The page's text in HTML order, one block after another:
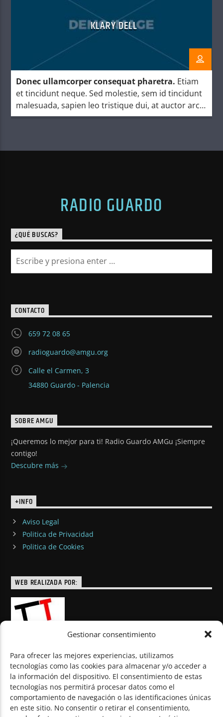
Gestionar consentimiento
Para ofrecer las mejores experiencias, utilizamos
tecnologías como las cookies para almacenar y/o acceder a
la información del dispositivo. El consentimiento de estas
tecnologías nos permitirá procesar datos como el
comportamiento de navegación o las identificaciones únicas
en este sitio. No consentir o retirar el consentimiento,
KLARY DELL
Donec ullamcorper consequat pharetra. Etiam
et tincidunt neque. Sed molestie, sem id tincidunt
malesuada, sapien leo tristique dui, at auctor arcu
eros at nulla. Phasellus lacus ante, feugiat eu
RADIO GUARDO
¿QUÉ BUSCAS?
CONTACTO
659 72 08 65
radioguardo@amgu.org
Calle el Carmen, 3
34880 Guardo - Palencia
SOBRE AMGU
¡Queremos lo mejor para ti! Radio Guardo AMGu ¡Siempre
contigo!
Descubre más
+INFO
Aviso Legal
Politica de Privacidad
Politica de Cookies
WEB REALIZADA POR:
© Todos los derechos reservados